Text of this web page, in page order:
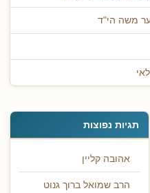
משה הי"ד
תגיות נפוצות
אהובה קליין
הרב שמואל ברוך גנוט